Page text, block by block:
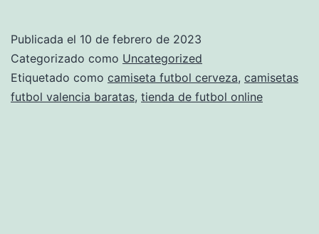
por
mayor
Publicada el 10 de febrero de 2023
Categorizado como Uncategorized
Etiquetado como camiseta futbol cerveza, camisetas
futbol valencia baratas, tienda de futbol online